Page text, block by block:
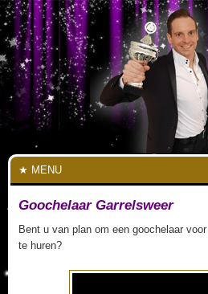
MENU
Goochelaar Garrelsweer
Bent u van plan om een goochelaar
te huren?